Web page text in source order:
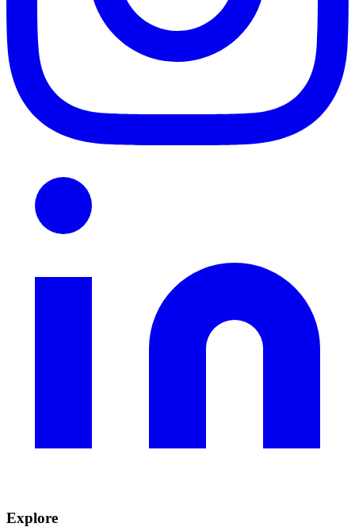
Explore